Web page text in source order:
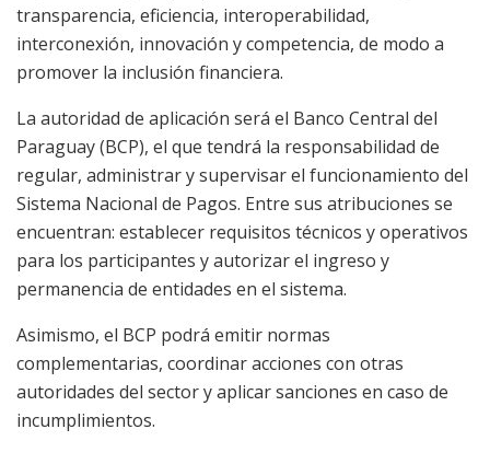
transparencia, eficiencia, interoperabilidad,
interconexión, innovación y competencia, de modo a
promover la inclusión financiera.
La autoridad de aplicación será el Banco Central del
Paraguay (BCP), el que tendrá la responsabilidad de
regular, administrar y supervisar el funcionamiento del
Sistema Nacional de Pagos. Entre sus atribuciones se
encuentran: establecer requisitos técnicos y operativos
para los participantes y autorizar el ingreso y
permanencia de entidades en el sistema.
Asimismo, el BCP podrá emitir normas
complementarias, coordinar acciones con otras
autoridades del sector y aplicar sanciones en caso de
incumplimientos.